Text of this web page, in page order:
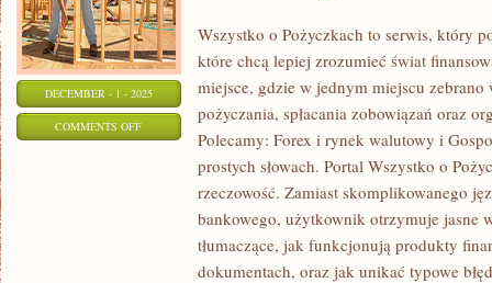
DECEMBER - 1 - 2025
COMMENTS OFFON
Wszystko o Pożyczkach to serwis, który
które chcą lepiej zrozumieć świat
miejsce, gdzie w jednym miejscu zebrano
pożyczania, spłacania zobowiązań oraz
Polecamy: Forex i rynek walutowy i
prostych słowach. Portal Wszystko o
rzeczowość. Zamiast skomplikowanego
bankowego, użytkownik otrzymuje jasne
tłumaczące, jak funkcjonują produkty
dokumentach, oraz jak unikać typowe